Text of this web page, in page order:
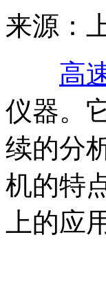
来源：
高
仪器。
续的分
机的特
上的应